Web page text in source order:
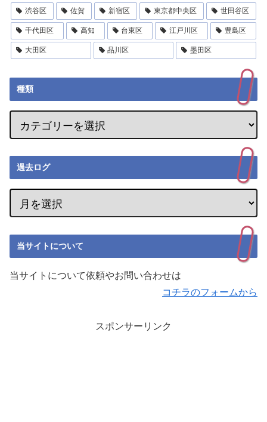
渋谷区 佐賀 新宿区 東京都中央区 世田谷区
千代田区 高知 台東区 江戸川区 豊島区
大田区 品川区 墨田区
種類
過去ログ
当サイトについて
当サイトについて依頼やお問い合わせは
コチラのフォームから
スポンサーリンク